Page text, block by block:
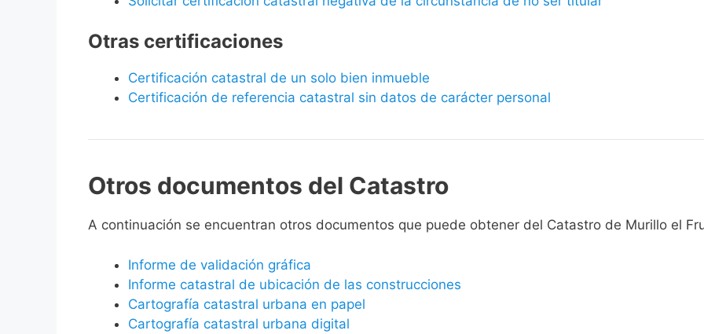
Otras certificaciones
Certificación catastral de un solo bien inmueble
Certificación de referencia catastral sin datos de carácter personal
Otros documentos del Catastro
A continuación se encuentran otros documentos que puede obtener del Catastro de Murillo el
Informe de validación gráfica
Informe catastral de ubicación de las construcciones
Cartografía catastral urbana en papel
Cartografía catastral urbana digital